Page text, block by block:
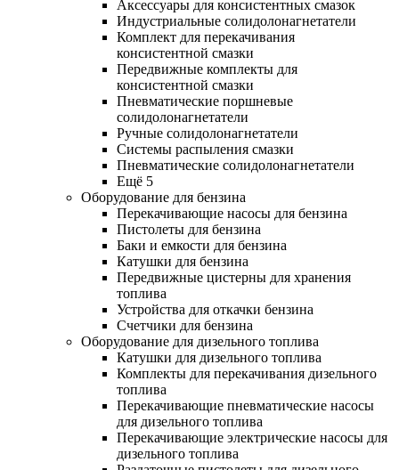
Аксессуары для консистентных смазок
Индустриальные солидолонагнетатели
Комплект для перекачивания
консистентной смазки
Передвижные комплекты для
консистентной смазки
Пневматические поршневые
солидолонагнетатели
Ручные солидолонагнетатели
Системы распыления смазки
Пневматические солидолонагнетатели
Ещё 5
Оборудование для бензина
Перекачивающие насосы для бензина
Пистолеты для бензина
Баки и емкости для бензина
Катушки для бензина
Передвижные цистерны для хранения
топлива
Устройства для откачки бензина
Счетчики для бензина
Оборудование для дизельного топлива
Катушки для дизельного топлива
Комплекты для перекачивания дизельного
топлива
Перекачивающие пневматические насосы
для дизельного топлива
Перекачивающие электрические насосы для
дизельного топлива